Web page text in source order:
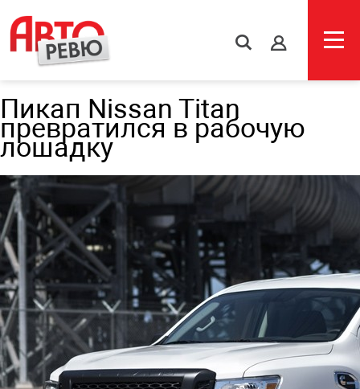
s
Пикап Nissan Titan
превратился в рабочую
лошадку